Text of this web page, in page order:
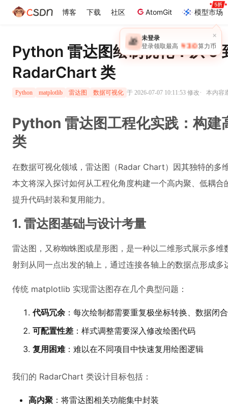
博客 下载 社区 AtomGit 模型市场
×
🎁 未登录
登录领取最高 ￥30 算力币
Python 雷达图绘制优化：从 0
RadarChart 类
Python matplotlib 雷达图 数据可视化 于 2026-07-07 10:11:53 修改· 本内容
Python 雷达图工程化实践：构
类
在数据可视化领域，雷达图（Radar Chart）因其独特的多
本文将深入探讨如何从工程化角度构建一个高内聚、低耦
提升代码封装和复用能力。
1. 雷达图基础与设计考量
雷达图，又称蜘蛛图或星形图，是一种以二维形式展示多
射到从同一点出发的轴上，通过连接各轴上的数据点形成
传统 matplotlib 实现雷达图存在几个典型问题：
代码冗余 ：每次绘制都需要重复极坐标转换、数据闭
可配置性差 ：样式调整需要深入修改绘图代码
复用困难：难以在不同项目中快速复用绘图逻辑
我们的 RadarChart 类设计目标包括：
高内聚 ：将雷达图相关功能集中封装